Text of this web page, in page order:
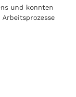
und konnten